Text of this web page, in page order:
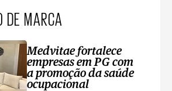
DE MARCA
Medvitae fortalece
empresas em PG com
a promoção da saúde
ocupacional